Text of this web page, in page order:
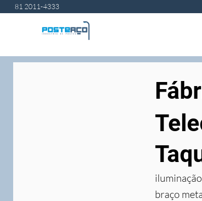
81 2011-4333
braço